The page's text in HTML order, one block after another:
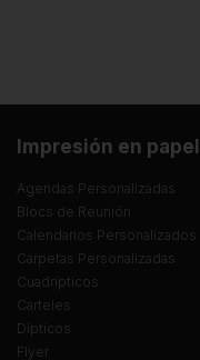
Impresión en papel
Agendas Personalizadas
Blocs de Reunión
Calendarios Personalizados
Carpetas Personalizadas
Cuadrípticos
Carteles
Dípticos
Flyer